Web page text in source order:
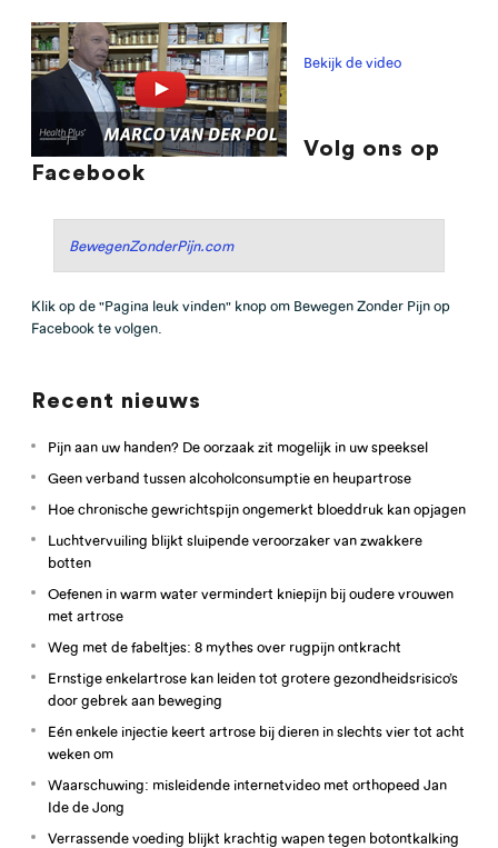
Bekijk de video
Volg ons op
Facebook
BewegenZonderPijn.com
Klik op de "Pagina leuk vinden" knop om Bewegen Zonder Pijn op
Facebook te volgen.
Recent nieuws
Pijn aan uw handen? De oorzaak zit mogelijk in uw speeksel
Geen verband tussen alcoholconsumptie en heupartrose
Hoe chronische gewrichtspijn ongemerkt bloeddruk kan opjagen
Luchtvervuiling blijkt sluipende veroorzaker van zwakkere
botten
Oefenen in warm water vermindert kniepijn bij oudere vrouwen
met artrose
Weg met de fabeltjes: 8 mythes over rugpijn ontkracht
Ernstige enkelartrose kan leiden tot grotere gezondheidsrisico’s
door gebrek aan beweging
Eén enkele injectie keert artrose bij dieren in slechts vier tot acht
weken om
Waarschuwing: misleidende internetvideo met orthopeed Jan
Ide de Jong
Verrassende voeding blijkt krachtig wapen tegen botontkalking